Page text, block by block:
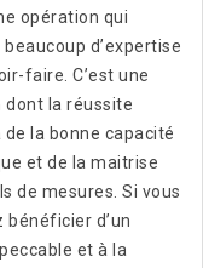
opération qui
d’expertise
faire. C’est une
dont la réussite
la bonne capacité
et de la maitrise
de mesures. Si vous
bénéficier d’un
et à la